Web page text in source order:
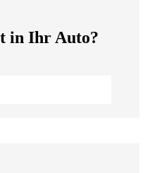
in Ihr Auto?